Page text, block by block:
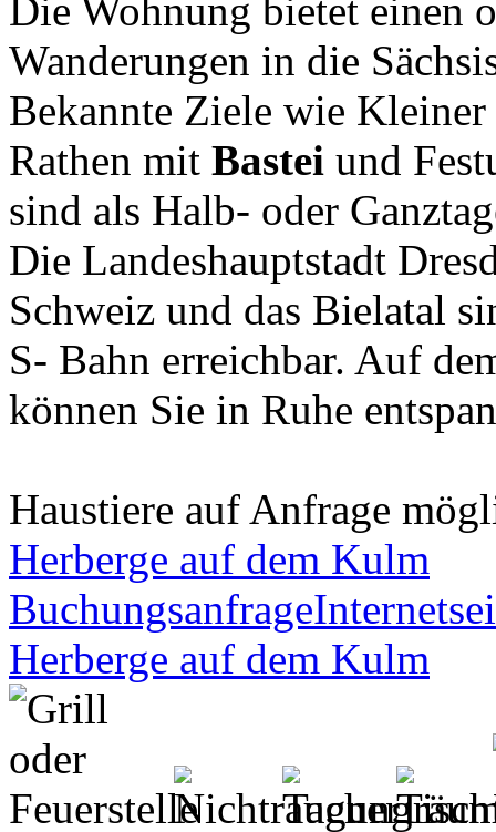
Die Wohnung bietet einen
Wanderungen in die
Bekannte Ziele wie
Rathen mit Bastei und
sind als Halb- oder
Die Landeshauptstadt
Schweiz und das Bielatal
S- Bahn erreichbar. Auf
können Sie in Ruhe
Haustiere auf Anfrage
Herberge auf dem Kulm
Buchungsanfrage
Herberge auf dem Kulm